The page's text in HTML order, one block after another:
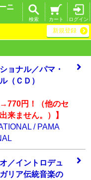
ニ
ログイン
カート
検索
新規登録
ョナル／パマ・
（ ＣＤ）
→770円！（他のセ
来ません。）】
/ PAMA
／イントロデュ
リ ア伝統音楽の